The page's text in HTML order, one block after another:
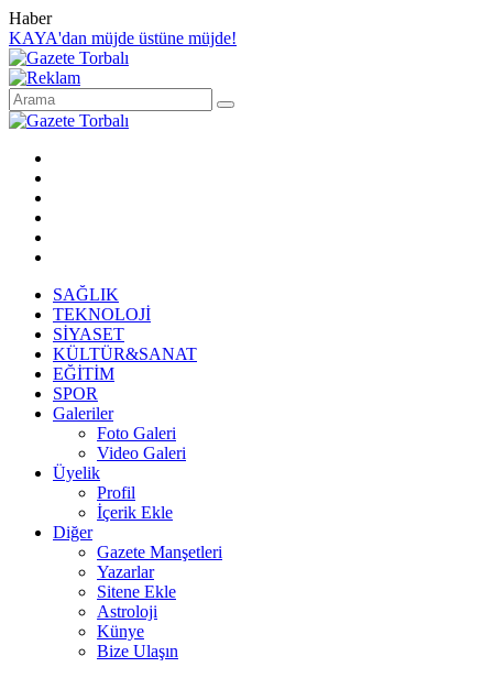
Haber
KAYA'dan müjde üstüne müjde!
SAĞLIK
TEKNOLOJİ
SİYASET
KÜLTÜR&SANAT
EĞİTİM
SPOR
Galeriler
Foto Galeri
Video Galeri
Üyelik
Profil
İçerik Ekle
Diğer
Gazete Manşetleri
Yazarlar
Sitene Ekle
Astroloji
Künye
Bize Ulaşın